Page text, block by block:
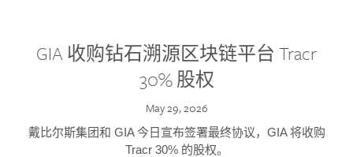
GIA 收购钻石溯源区块链平台 Tracr
30% 股权
May 29, 2026
戴比尔斯集团和 GIA 今日宣布签署最终协议，GIA 将收购
Tracr 30% 的股权。